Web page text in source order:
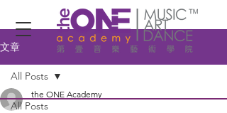
文章
All Posts
All Posts
the ONE Academy